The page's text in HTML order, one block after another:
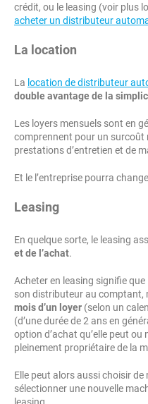
crédit, ou le leasing (voir plus
acheter un distributeur
La location
La location de distributeur
double avantage de la
Les loyers mensuels sont en
comprennent pour un
prestations d’entretien et de
Et le l’entreprise pourra
Leasing
En quelque sorte, le leasing
et de l’achat.
Acheter en leasing signifie
son distributeur au comptant,
mois d’un loyer (selon un
(d’une durée de 2 ans en
option d’achat qu’elle peut
pleinement propriétaire de la
Elle peut alors aussi choisir
sélectionner une nouvelle
leasing.